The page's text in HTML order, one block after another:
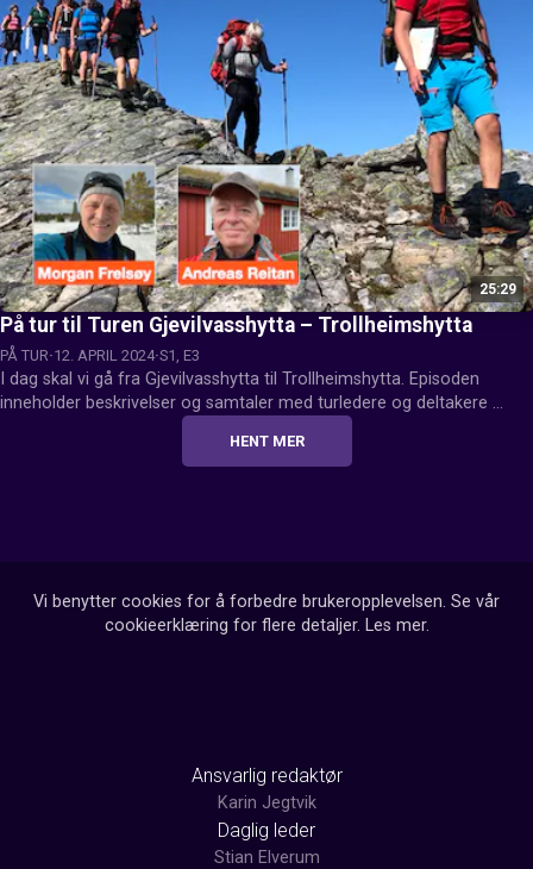
25:29
På tur til Turen Gjevilvasshytta – Trollheimshytta
PÅ TUR 12. APRIL 2024 S1, E3
I dag skal vi gå fra Gjevilvasshytta til Trollheimshytta. Episoden
inneholder beskrivelser og samtaler med turledere og deltakere
HENT MER
Vi benytter cookies for å forbedre brukeropplevelsen. Se vår
cookieerklæring for flere detaljer. Les mer.
Ansvarlig redaktør
Karin Jegtvik
Daglig leder
Stian Elverum